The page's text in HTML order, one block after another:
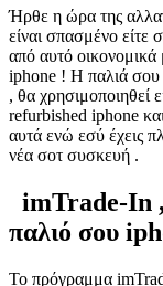
Ήρθε η ώρα της
είναι σπασμένο είτε
από αυτό οικονομικά
iphone ! Η παλιά σου
, θα χρησιμοποιηθεί
refurbished iphone
αυτά ενώ εσύ έχεις
νέα σοτ συσκευή .
imTrade-In
παλιό σου
Το πρόγραμμα